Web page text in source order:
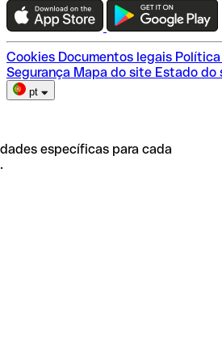
Escolha do plano
Cookies Documentos legais
Segurança Mapa do site Estado do
pt
específicas para cada